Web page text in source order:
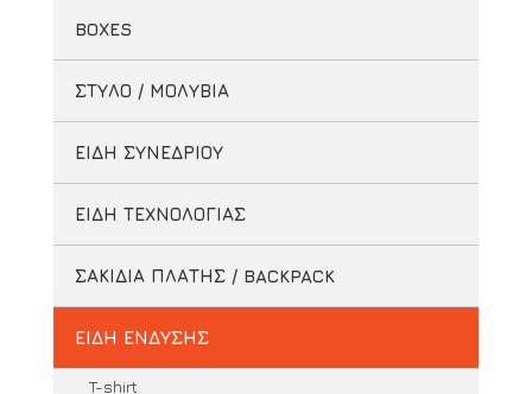
BOXES
ΣΤΥΛΟ / ΜΟΛΥΒΙΑ
ΕΙΔΗ ΣΥΝΕΔΡΙΟΥ
ΕΙΔΗ ΤΕΧΝΟΛΟΓΙΑΣ
ΣΑΚΙΔΙΑ ΠΛΑΤΗΣ / BACKPACK
ΕΙΔΗ ΕΝΔΥΣΗΣ
T-shirt